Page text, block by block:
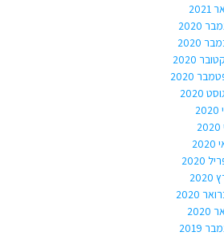
2020
2020
2020
2020
2020
2020
2020
2019